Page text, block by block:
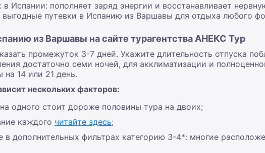
Испании: пополняет заряд энергии и восстанавливает
выгодные путевки в Испанию из Варшавы для отдыха любого
из Варшавы на сайте турагентства АНЕКС Тур
промежуток 3-7 дней. Укажите длительность отпуска
достаточно семи ночей, для акклиматизации и
14 или 21 день.
нескольких факторов:
одного стоит дороже половины тура на двоих;
каждого читайте здесь;
в дополнительных фильтрах категорию 3-4*: многие